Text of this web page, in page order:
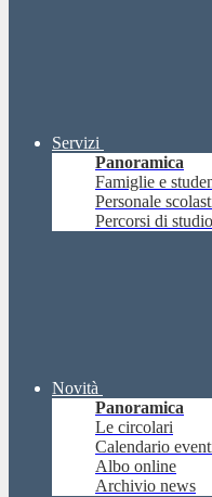
Servizi
Panoramica
Famiglie e
Personale
Percorsi di studio
Novità
Panoramica
Le circolari
Calendario
Albo online
Archivio news